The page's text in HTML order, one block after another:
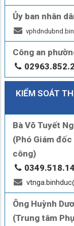
Ủy ban nhân
Công an
KIỂM SOÁT
Bà Võ Tuyết
(Phó Giám
công)
Ông Huỳnh
(Trung tâm